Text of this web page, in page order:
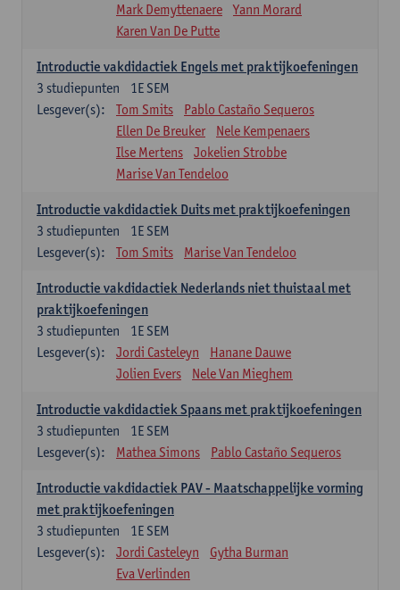
Mark Demyttenaere
Yann Morard
Karen Van De Putte
Introductie vakdidactiek Engels met praktijkoefeningen
1E SEM
3 studiepunten
Lesgever(s):
Tom Smits
Pablo Castaño Sequeros
Ellen De Breuker
Nele Kempenaers
Ilse Mertens
Jokelien Strobbe
Marise Van Tendeloo
Introductie vakdidactiek Duits met praktijkoefeningen
1E SEM
3 studiepunten
Lesgever(s):
Tom Smits Marise Van Tendeloo
Introductie vakdidactiek Nederlands niet thuistaal met
praktijkoefeningen
1E SEM
3 studiepunten
Lesgever(s):
Jordi Casteleyn
Hanane Dauwe
Jolien Evers
Nele Van Mieghem
Introductie vakdidactiek Spaans met praktijkoefeningen
1E SEM
3 studiepunten
Lesgever(s):
Mathea Simons Pablo Castaño Sequeros
Introductie vakdidactiek PAV - Maatschappelijke vorming
met praktijkoefeningen
1E SEM
3 studiepunten
Lesgever(s):
Jordi Casteleyn
Gytha Burman
Eva Verlinden